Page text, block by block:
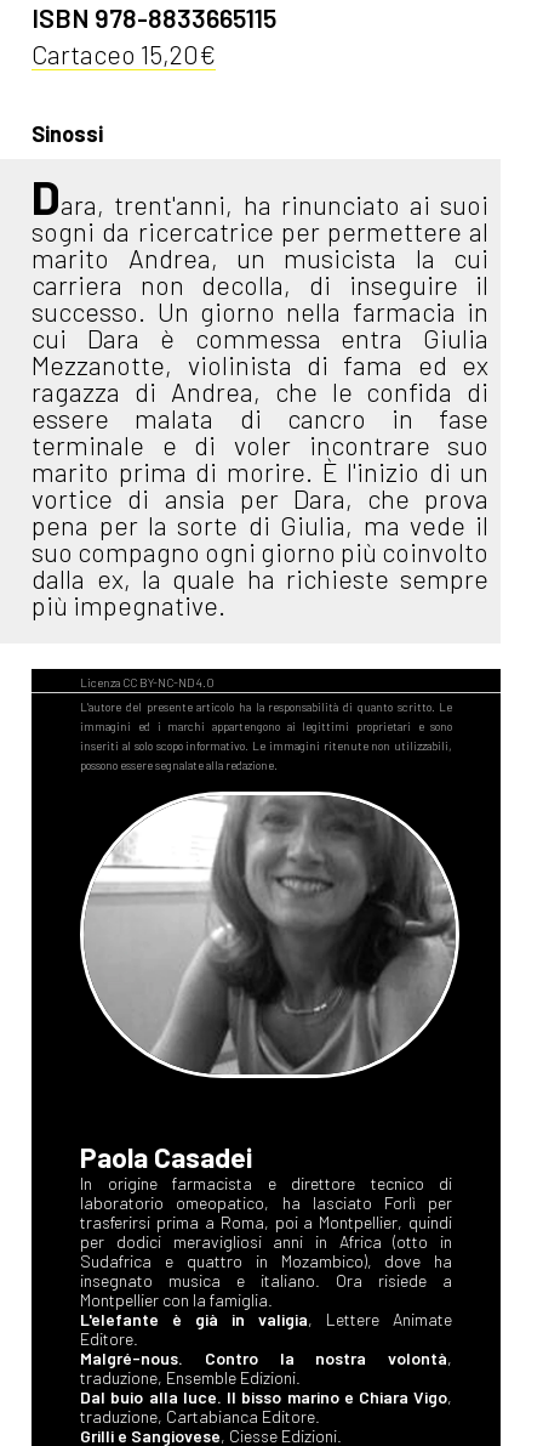
ISBN 978-8833665115
Cartaceo 15,20€
Sinossi
Dara, trent'anni, ha rinunciato ai suoi
sogni da ricercatrice per permettere al
marito Andrea, un musicista la cui
carriera non decolla, di inseguire il
successo. Un giorno nella farmacia in
cui Dara è commessa entra Giulia
Mezzanotte, violinista di fama ed ex
ragazza di Andrea, che le confida di
essere malata di cancro in fase
terminale e di voler incontrare suo
marito prima di morire. È l'inizio di un
vortice di ansia per Dara, che prova
pena per la sorte di Giulia, ma vede il
suo compagno ogni giorno più coinvolto
dalla ex, la quale ha richieste sempre
più impegnative.
Paola Casadei
In origine farmacista e direttore tecnico di
laboratorio omeopatico, ha lasciato Forlì per
trasferirsi prima a Roma, poi a Montpellier, quindi
per dodici meravigliosi anni in Africa (otto in
Sudafrica e quattro in Mozambico), dove ha
insegnato musica e italiano. Ora risiede a
Montpellier con la famiglia.
L'elefante è già in valigia, Lettere Animate
Editore.
Malgré-nous. Contro la nostra volontà,
traduzione, Ensemble Edizioni.
Dal buio alla luce. Il bisso marino e Chiara Vigo,
traduzione, Cartabianca Editore.
Grilli e Sangiovese, Ciesse Edizioni.